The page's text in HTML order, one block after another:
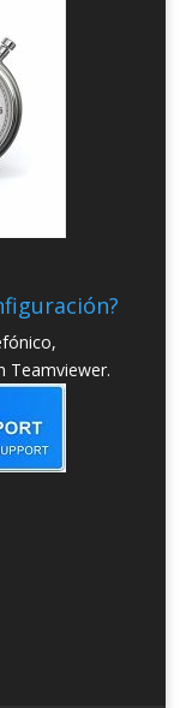
Teamviewer.